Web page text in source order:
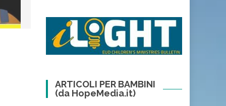
ARTICOLI PER BAMBINI
(da HopeMedia.it)